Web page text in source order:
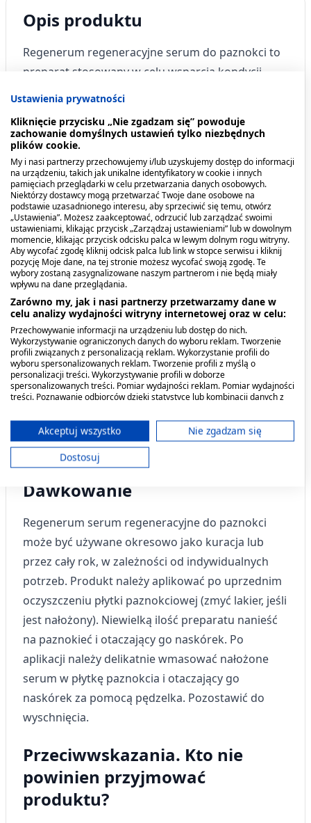
Opis produktu
Regenerum regeneracyjne serum do paznokci to
preparat stosowany w celu wsparcia kondycji
zniszczonych, kruchych, łamliwych,
przebarwieniami na płytce. Dzięki specjalnej
formule, która łączy w sobie skuteczność z
nowoczesną technologią, a w składzie naturalne
olejki oraz witaminy A i E, Regenerum wykazuje
działanie odbudowujące i wzmacniające płytkę
paznokcia, nawilżające, ochronne oraz
rozjaśniające przebarwienia. Preparat nie tylko
regeneruje paznokcie, ale przywraca im zdrowy i
ładny wygląd.
Kiedy stosować produkt?
Wskazaniami do stosowania Regenerum
regeneracyjnego serum do paznokci są: •
kruchość paznokci, • łamliwość paznokci, •
skórki, • zniszczone i osłabione paznokcie po
manicure hybrydowym.
Dawkowanie
Regenerum serum regeneracyjne do paznokci
może być używane okresowo jako kuracja lub
przez cały rok, w zależności od indywidualnych
potrzeb. Produkt należy aplikować po uprzednim
oczyszczeniu płytki paznokciowej (zmyć lakier, jeśli
jest nałożony). Niewielką ilość preparatu nanieść
na paznokieć i otaczający go naskórek. Po
aplikacji należy delikatnie wmasować nałożone
serum w płytkę paznokcia i otaczający go
naskórek za pomocą pędzelka. Pozostawić do
wyschnięcia.
Przeciwwskazania. Kto nie
powinien przyjmować
produktu?
Ustawienia prywatności
Kliknięcie przycisku „Nie zgadzam się” powoduje
zachowanie domyślnych ustawień tylko niezbędnych
plików cookie.
My i nasi partnerzy przechowujemy i/lub uzyskujemy dostęp do informacji
na urządzeniu, takich jak unikalne identyfikatory w cookie i innych
pamięciach przeglądarki w celu przetwarzania danych osobowych.
Niektórzy dostawcy mogą przetwarzać Twoje dane osobowe na
podstawie uzasadnionego interesu, aby sprzeciwić się temu, otwórz
„Ustawienia”. Możesz zaakceptować, odrzucić lub zarządzać swoimi
ustawieniami, klikając przycisk „Zarządzaj ustawieniami” lub w dowolnym
momencie, klikając przycisk odcisku palca w lewym dolnym rogu witryny.
Aby wycofać zgodę kliknij odcisk palca lub link w stopce serwisu i kliknij
pozycję Moje dane, na tej stronie możesz wycofać swoją zgodę. Te
wybory zostaną zasygnalizowane naszym partnerom i nie będą miały
wpływu na dane przeglądania.
Zarówno my, jak i nasi partnerzy przetwarzamy dane w
celu analizy wydajności witryny internetowej oraz w celu:
Przechowywanie informacji na urządzeniu lub dostęp do nich.
Wykorzystywanie ograniczonych danych do wyboru reklam. Tworzenie
profili związanych z personalizacją reklam. Wykorzystanie profili do
wyboru spersonalizowanych reklam. Tworzenie profili z myślą o
personalizacji treści. Wykorzystywanie profili w doborze
spersonalizowanych treści. Pomiar wydajności reklam. Pomiar wydajności
treści. Poznawanie odbiorców dzięki statystyce lub kombinacji danych z
ograniczonych danych do wyboru treści.
Dane mogą być udostępniane poza Unię Europejską i wysyłane do USA.
Twoja zgoda i polityka cookie dotyczą wyłącznie tej witryny/aplikacji.
Wyświetl listę partnerów (11 dostawców IAB)
Cele przetwarzania IAB:
Przechowywanie informacji na urządzeniu
lub dostęp do nich
Wykorzystywanie ograniczonych danych do
wyboru reklam
Tworzenie profili w celu
spersonalizowanych reklam
Wykorzystanie profili do wyboru
spersonalizowanych reklam
Tworzenie profili w celu personalizacji treści
Wykorzystywanie profili w celu doboru
spersonalizowanych treści
Pomiar efektywności reklam
Pomiar efektywności treści
Rozumienie odbiorców dzięki statystyce lub
Akceptuj wszystko
Nie zgadzam się
Dostosuj